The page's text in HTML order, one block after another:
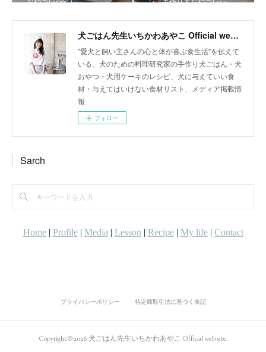
犬ごはん先生いちかわあやこ Official web site
"愛犬と飼い主さんの心と体が喜ぶ食生活"を伝えて
いる、犬のための料理研究家の手作り犬ごはん・犬
おやつ・犬用ケーキのレシピ、犬に与えていい食
材・与えてはいけない食材リスト、メディア掲載情
報
フォロー
Sarch
プライバシーポリシー 特定商取引法に基づく表記
Copyright ©2026 犬ごはん先生いちかわあやこ Official web site.